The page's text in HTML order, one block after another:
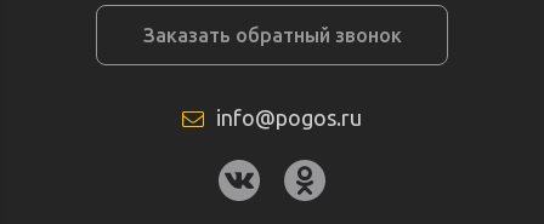
Заказать обратный звонок
info@pogos.ru